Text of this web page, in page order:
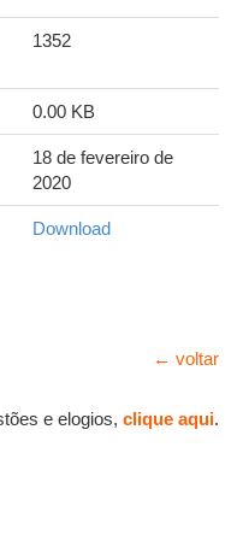
1352
0.00 KB
18 de fevereiro de
2020
Download
← voltar
e elogios, clique aqui.